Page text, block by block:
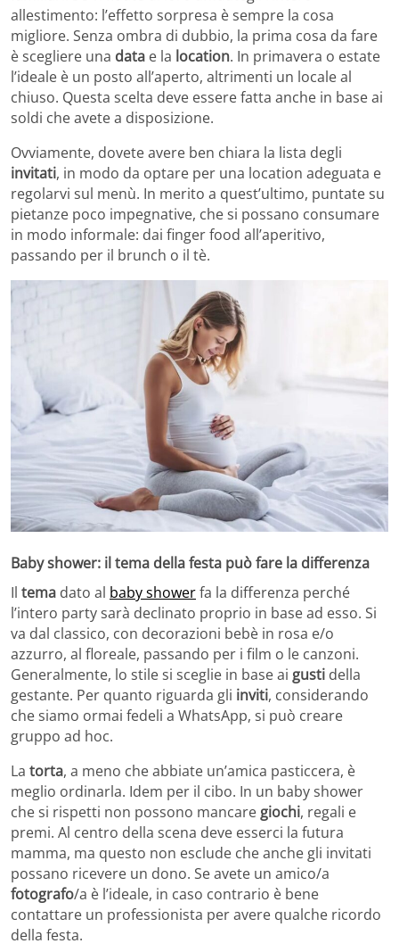
allestimento: l’effetto sorpresa è sempre la cosa
migliore. Senza ombra di dubbio, la prima cosa da fare
è scegliere una data e la location. In primavera o estate
l’ideale è un posto all’aperto, altrimenti un locale al
chiuso. Questa scelta deve essere fatta anche in base ai
soldi che avete a disposizione.
Ovviamente, dovete avere ben chiara la lista degli
invitati, in modo da optare per una location adeguata e
regolarvi sul menù. In merito a quest’ultimo, puntate su
pietanze poco impegnative, che si possano consumare
in modo informale: dai finger food all’aperitivo,
passando per il brunch o il tè.
Baby shower: il tema della festa può fare la differenza
Il tema dato al baby showerfa la differenza perché
l’intero party sarà declinato proprio in base ad esso. Si
va dal classico, con decorazioni bebè in rosa e/o
azzurro, al floreale, passando per i film o le canzoni.
Generalmente, lo stile si sceglie in base ai gusti della
gestante. Per quanto riguarda gli inviti, considerando
che siamo ormai fedeli a WhatsApp, si può creare
gruppo ad hoc.
La torta, a meno che abbiate un’amica pasticcera, è
meglio ordinarla. Idem per il cibo. In un baby shower
che si rispetti non possono mancare giochi, regali e
premi. Al centro della scena deve esserci la futura
mamma, ma questo non esclude che anche gli invitati
possano ricevere un dono. Se avete un amico/a
fotografo/a è l’ideale, in caso contrario è bene
contattare un professionista per avere qualche ricordo
della festa.